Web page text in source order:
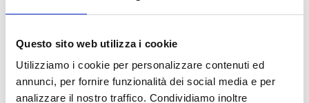
Questo sito web utilizza i cookie
Utilizziamo i cookie per personalizzare contenuti ed
annunci, per fornire funzionalità dei social media e per
analizzare il nostro traffico. Condividiamo inoltre
MetzelerRoadtec 01